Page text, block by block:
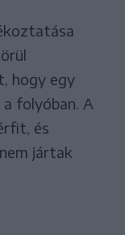
hogy egy
folyóban. A
és
jártak